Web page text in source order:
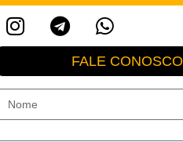
FALE CONOSCO